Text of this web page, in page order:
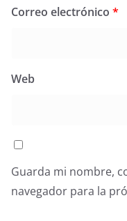
Correo electrónico *
Web
Guarda mi nombre,
navegador para la